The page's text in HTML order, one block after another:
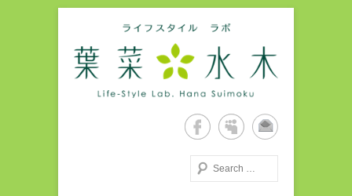
ライフスタイルラボ・葉菜水
木ホームページ
検索する